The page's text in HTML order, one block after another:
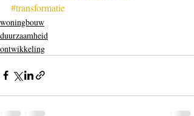
#transformatie
woningbouw
duurzaamheid
ontwikkeling